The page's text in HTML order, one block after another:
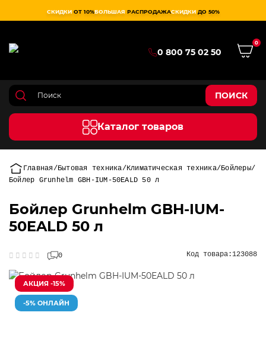
СКИДКИ ОТ 10%БОЛЬШАЯ РАСПРОДАЖАСКИДКИ ДО 50%
0 800 75 02 50
0
ПОИСК
Каталог товаров
Главная Бытовая техника Климатическая техника Бойлеры
Бойлер Grunhelm GBH-IUM-50EALD 50 л
Бойлер Grunhelm GBH-IUM-
50EALD 50 л
0 Код товара:123088
АКЦИЯ -15%
-5% ОНЛАЙН